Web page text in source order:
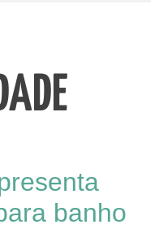
banho